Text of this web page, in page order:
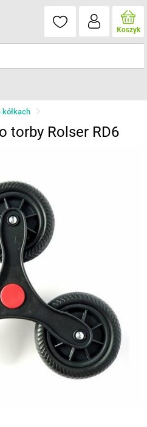
Koszyk
kółkach
torby Rolser RD6